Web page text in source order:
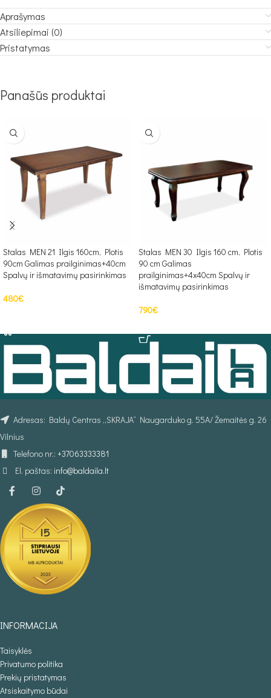
Aprašymas
Atsiliepimai (0)
Pristatymas
Panašūs produktai
Stalas MEN 21 Ilgis 160cm, Plotis
90cm Galimas prailginimas+40cm
Spalvų ir išmatavimų pasirinkimas
480€
Stalas MEN 30 Ilgis 160 cm, Plotis
90 cm Galimas
prailginimas+4x40cm Spalvų ir
išmatavimų pasirinkimas
790€
Adresas: Baldų Centras „SKRAJA“ Naugarduko g. 55A/ Žemaitės g. 26
Vilnius
Telefono nr.: +37063333381
El. paštas: info@baldaila.lt
INFORMACIJA
Taisyklės
Privatumo politika
Prekių pristatymas
Atsiskaitymo būdai